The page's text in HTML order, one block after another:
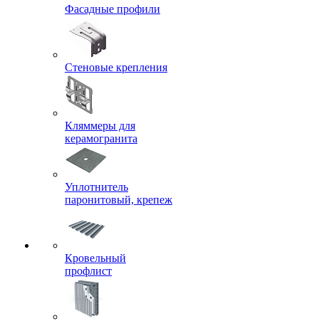
Фасадные профили
Стеновые крепления
Кляммеры для
керамогранита
Уплотнитель
паронитовый, крепеж
Кровельный
профлист